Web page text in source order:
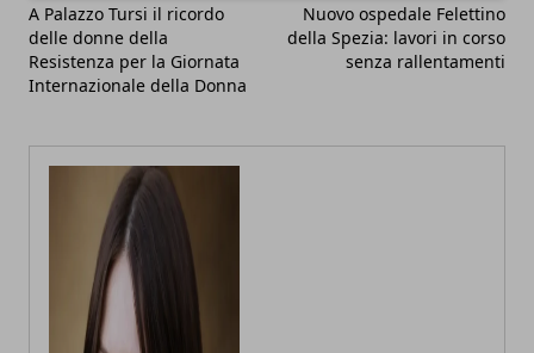
A Palazzo Tursi il ricordo
delle donne della
Resistenza per la Giornata
Internazionale della Donna
Nuovo ospedale Felettino
della Spezia: lavori in corso
senza rallentamenti